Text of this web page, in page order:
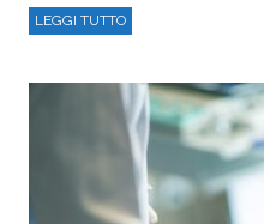
LEGGI TUTTO